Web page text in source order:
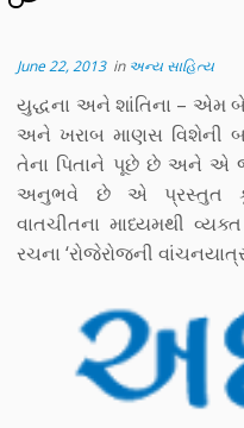
June 22, 2013in અન્ય સાહિત્ય
યુદ્ધના અને શાંતિના – એમ
અને ખરાબ માણસ વિશેની
તેના પિતાને પૂછે છે અને એ
અનુભવે છે એ પ્રસ્તુત
વાતચીતના માધ્યમથી
રચના ‘રોજેરોજની